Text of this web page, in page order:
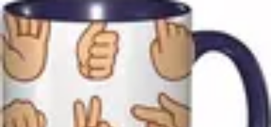
Amour et Cœurs
Relations AmoureusesRelations amoureusesSymbolique et
RituelsTendances Psychologie de l'Amour
Amour et Cœurs